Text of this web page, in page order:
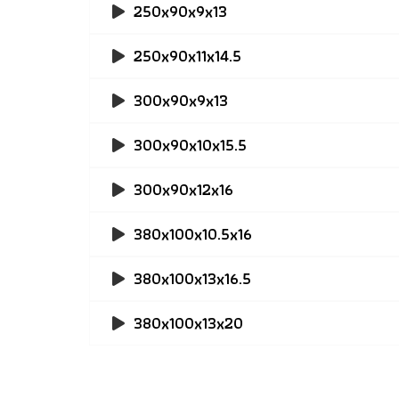
250x90x9x13
250x90x11x14.5
300x90x9x13
300x90x10x15.5
300x90x12x16
380x100x10.5x16
380x100x13x16.5
380x100x13x20